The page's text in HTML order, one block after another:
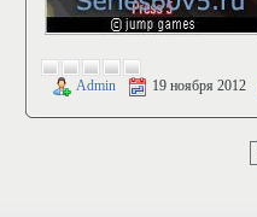
Admin 19 ноября 2012